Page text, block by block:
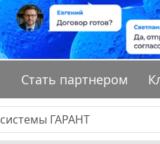
Стать партнером